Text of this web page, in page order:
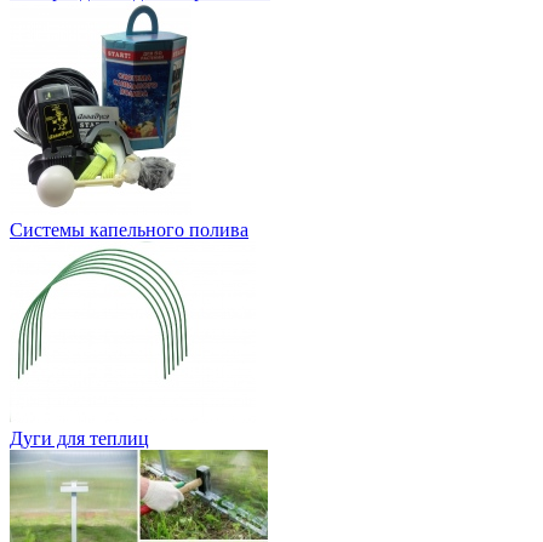
Системы капельного полива
Дуги для теплиц